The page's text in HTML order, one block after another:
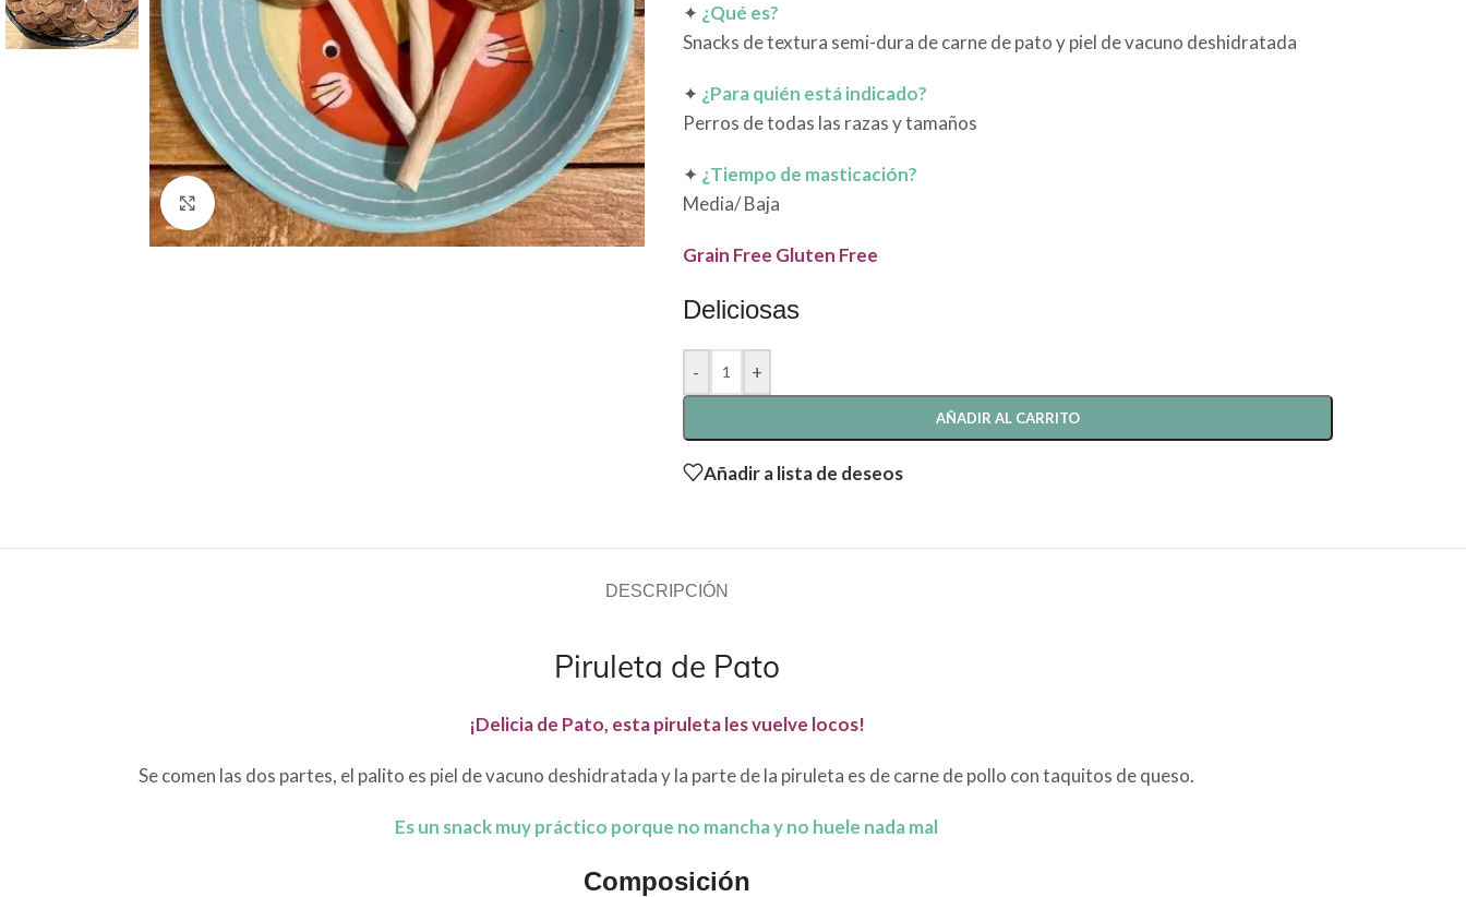
Haga Click para agrandar
✦ ¿Qué es?
Snacks de textura semi-dura de carne de pato y piel de vacuno deshidratada
✦ ¿Para quién está indicado?
Perros de todas las razas y tamaños
✦ ¿Tiempo de masticación?
Media/ Baja
Grain Free Gluten Free
Deliciosas
- +
AÑADIR AL CARRITO
Añadir a lista de deseos
DESCRIPCIÓN
Piruleta de Pato
¡Delicia de Pato, esta piruleta les vuelve locos!
Se comen las dos partes, el palito es piel de vacuno deshidratada y la parte de la piruleta es de carne de pollo con taquitos de queso.
Es un snack muy práctico porque no mancha y no huele nada mal
Composición